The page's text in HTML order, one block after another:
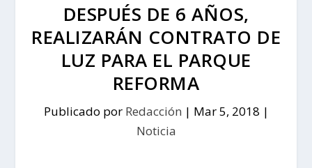
DESPUÉS DE 6 AÑOS,
REALIZARÁN CONTRATO DE
LUZ PARA EL PARQUE
REFORMA
Publicado por Redacción | Mar 5, 2018 |
Noticia